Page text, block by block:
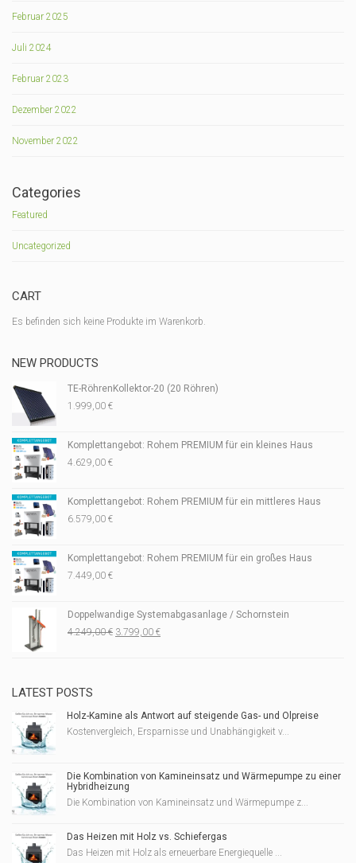
Februar 2025
Juli 2024
Februar 2023
Dezember 2022
November 2022
Categories
Featured
Uncategorized
CART
Es befinden sich keine Produkte im Warenkorb.
NEW PRODUCTS
TE-RöhrenKollektor-20 (20 Röhren)
1.999,00 €
Komplettangebot: Rohem PREMIUM für ein kleines Haus
4.629,00 €
Komplettangebot: Rohem PREMIUM für ein mittleres Haus
6.579,00 €
Komplettangebot: Rohem PREMIUM für ein großes Haus
7.449,00 €
Doppelwandige Systemabgasanlage / Schornstein
4.249,00€ Ursprünglicher
3.799,00 €Aktueller
LATEST POSTS
Holz-Kamine als Antwort auf steigende Gas- und Ölpreise
Kostenvergleich, Ersparnisse und Unabhängigkeit v...
Die Kombination von Kamineinsatz und Wärmepumpe zu einer
Hybridheizung
Die Kombination von Kamineinsatz und Wärmepumpe z...
Das Heizen mit Holz vs. Schiefergas
Das Heizen mit Holz als erneuerbare Energiequelle ...